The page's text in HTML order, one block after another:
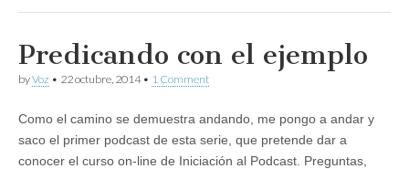
Predicando con el ejemplo
byVoz • 22 octubre, 2014• 1 Comment
Como el camino se demuestra andando, me pongo a andar y
saco el primer podcast de esta serie, que pretende dar a
conocer el curso on-line de Iniciación al Podcast. Preguntas,